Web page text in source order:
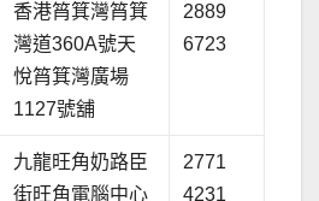
香港筲箕灣筲箕
灣道360A號天
悅筲箕灣廣場
1127號舖
2889
6723
九龍旺角奶路臣
街旺角電腦中心
2771
4231